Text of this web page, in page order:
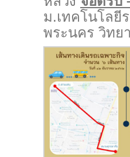
ม.เทคโนโลยี
พระนคร วิทย